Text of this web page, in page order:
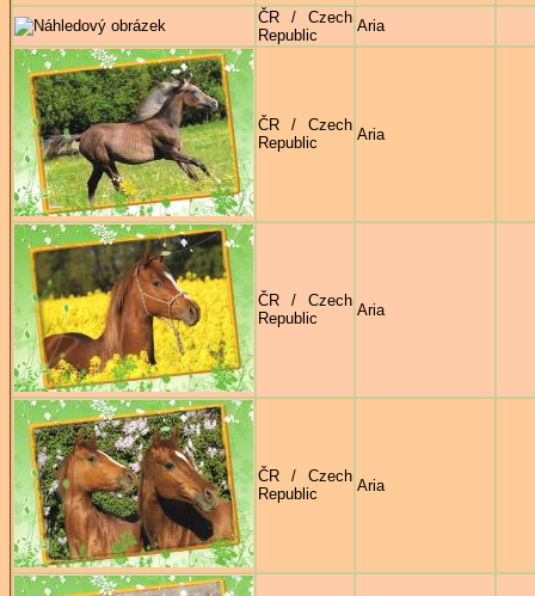
ČR / Czech
Republic
Aria
ČR / Czech
Republic
Aria
ČR / Czech
Republic
Aria
ČR / Czech
Republic
Aria